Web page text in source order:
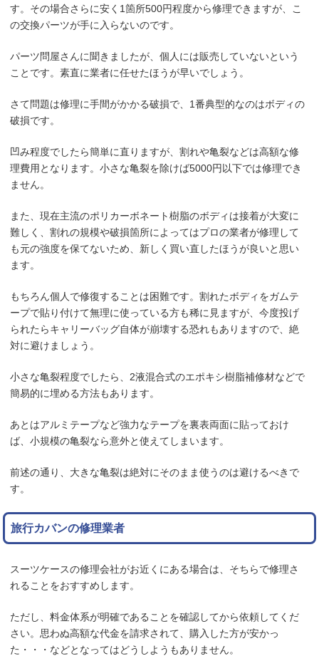
す。その場合さらに安く1箇所500円程度から修理できますが、こ
の交換パーツが手に入らないのです。
パーツ問屋さんに聞きましたが、個人には販売していないという
ことです。素直に業者に任せたほうが早いでしょう。
さて問題は修理に手間がかかる破損で、1番典型的なのはボディの
破損です。
凹み程度でしたら簡単に直りますが、割れや亀裂などは高額な修
理費用となります。小さな亀裂を除けば5000円以下では修理でき
ません。
また、現在主流のポリカーボネート樹脂のボディは接着が大変に
難しく、割れの規模や破損箇所によってはプロの業者が修理して
も元の強度を保てないため、新しく買い直したほうが良いと思い
ます。
もちろん個人で修復することは困難です。割れたボディをガムテ
ープで貼り付けて無理に使っている方も稀に見ますが、今度投げ
られたらキャリーバッグ自体が崩壊する恐れもありますので、絶
対に避けましょう。
小さな亀裂程度でしたら、2液混合式のエポキシ樹脂補修材などで
簡易的に埋める方法もあります。
あとはアルミテープなど強力なテープを裏表両面に貼っておけ
ば、小規模の亀裂なら意外と使えてしまいます。
前述の通り、大きな亀裂は絶対にそのまま使うのは避けるべきで
す。
旅行カバンの修理業者
スーツケースの修理会社がお近くにある場合は、そちらで修理さ
れることをおすすめします。
ただし、料金体系が明確であることを確認してから依頼してくだ
さい。思わぬ高額な代金を請求されて、購入した方が安かっ
た・・・などとなってはどうしようもありません。